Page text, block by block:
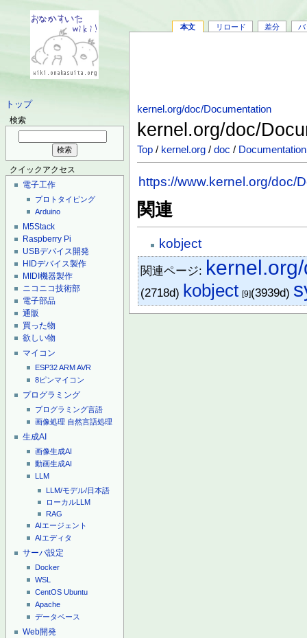
トップ
検索
クイックアクセス
電子工作
プロトタイピング
Arduino
M5Stack
Raspberry Pi
USBデバイス開発
HIDデバイス製作
MIDI機器製作
ニコニコ技術部
電子部品
通販
買った物
欲しい物
マイコン
ESP32ARMAVR
8ピンマイコン
プログラミング
プログラミング言語
画像処理 自然言語処理
生成AI
画像生成AI
動画生成AI
LLM
LLM/モデル/日本語
ローカルLLM
RAG
AIエージェント
AIエディタ
サーバ設定
Docker
WSL
CentOS Ubuntu
Apache
データベース
Web開発
本文 リロード 差分 バ
kernel.org/doc/Documentation
kernel.org/doc/
Top / kernel.org /doc / Documentation
https://www.kernel.org/doc/
関連
kobject
関連ページ:
(2718d) kobject [9](3939d)